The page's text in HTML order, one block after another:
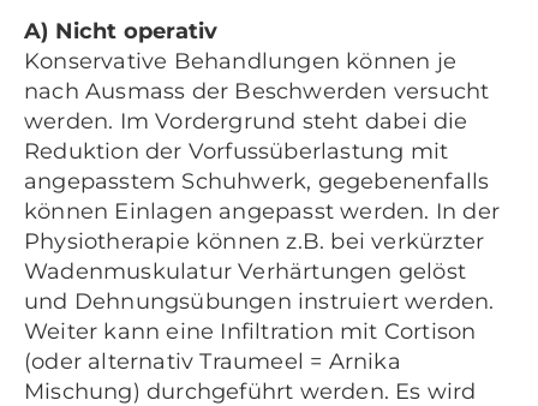
A) Nicht operativ
Konservative Behandlungen können je
nach Ausmass der Beschwerden versucht
werden. Im Vordergrund steht dabei die
Reduktion der Vorfussüberlastung mit
angepasstem Schuhwerk, gegebenenfalls
können Einlagen angepasst werden. In der
Physiotherapie können z.B. bei verkürzter
Wadenmuskulatur Verhärtungen gelöst
und Dehnungsübungen instruiert werden.
Weiter kann eine Infiltration mit Cortison
(oder alternativ Traumeel = Arnika
Mischung) durchgeführt werden. Es wird